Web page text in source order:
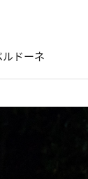
ルドーネ